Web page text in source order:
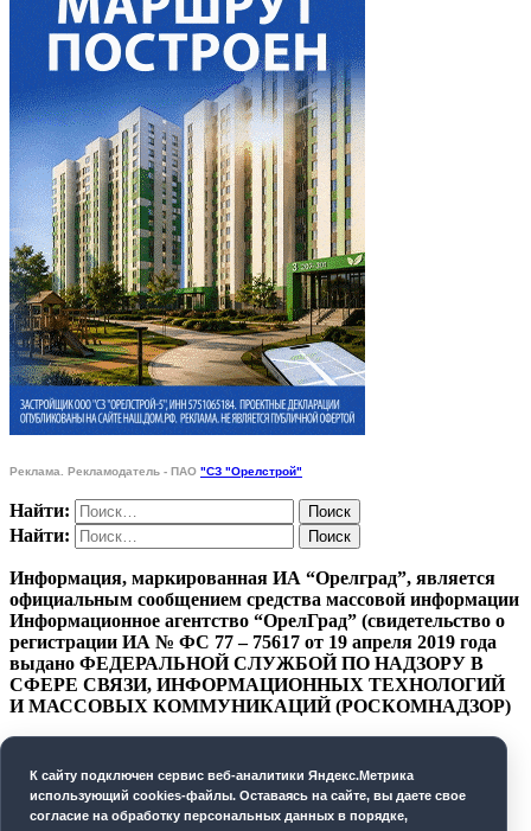
Реклама. Рекламодатель - ПАО "СЗ "Орелстрой"
Найти:
Найти:
Информация, маркированная ИА “Орелград”, является
официальным сообщением средства массовой информации
Информационное агентство “ОрелГрад” (свидетельство о
регистрации ИА № ФС 77 – 75617 от 19 апреля 2019 года
выдано ФЕДЕРАЛЬНОЙ СЛУЖБОЙ ПО НАДЗОРУ В
СФЕРЕ СВЯЗИ, ИНФОРМАЦИОННЫХ ТЕХНОЛОГИЙ
И МАССОВЫХ КОММУНИКАЦИЙ (РОСКОМНАДЗОР)
СОГЛАСИЕ НА ОБРАБОТКУ ПЕРСОНАЛЬНЫХ
ДАННЫХ
К cайту подключен сервис веб-аналитики Яндекс.Метрика
использующий cookies-файлы. Оставаясь на сайте, вы даете свое
согласие на обработку персональных данных в порядке,